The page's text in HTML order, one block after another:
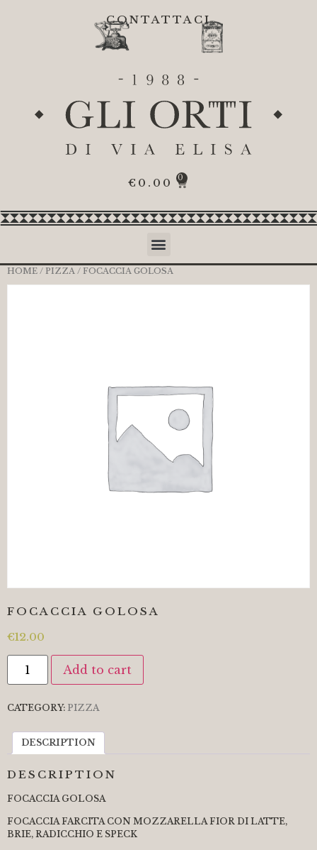
CONTATTACI
€ 0.00 0
HOME / PIZZA / FOCACCIA GOLOSA
FOCACCIA GOLOSA
€12.00
Add to cart
CATEGORY: PIZZA
DESCRIPTION
DESCRIPTION
FOCACCIA GOLOSA
FOCACCIA FARCITA CON MOZZARELLA FIOR DI LATTE,
BRIE, RADICCHIO E SPECK